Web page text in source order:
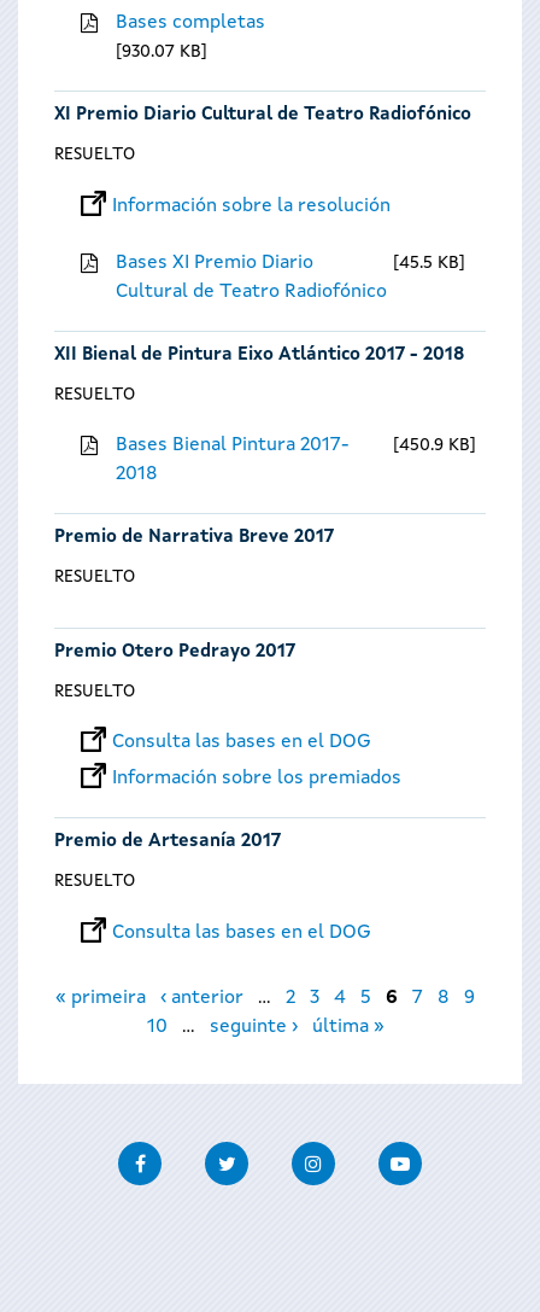
Bases completas
930.07 KB
XI Premio Diario Cultural de Teatro Radiofónico
RESUELTO
Información sobre la resolución
Bases XI Premio Diario
Cultural de Teatro Radiofónico
45.5 KB
XII Bienal de Pintura Eixo Atlántico 2017 - 2018
RESUELTO
Bases Bienal Pintura 2017-
2018
450.9 KB
Premio de Narrativa Breve 2017
RESUELTO
Premio Otero Pedrayo 2017
RESUELTO
Consulta las bases en el DOG
Información sobre los premiados
Premio de Artesanía 2017
RESUELTO
Consulta las bases en el DOG
Páginas
« primeira ‹ anterior … 2 3 4 5 6 7 8
9
10
… seguinte › última »
FacebookTwitter InstagramYoutube